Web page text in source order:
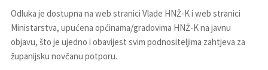
Odluka je dostupna na web stranici Vlade HNŽ-K i web stranici
Ministarstva, upućena općinama/gradovima HNŽ-K na javnu
objavu, što je ujedno i obavijest svim podnositeljima zahtjeva za
županijsku novčanu potporu.